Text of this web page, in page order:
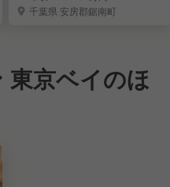
千葉県 安房郡鋸南町
京ベイのほ